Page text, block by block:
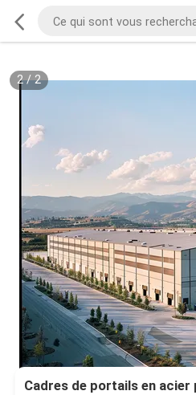
2/2
Cadres de portails en